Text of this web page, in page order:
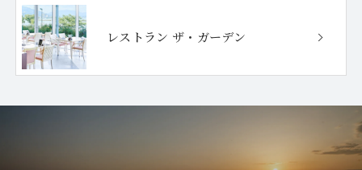
レストラン ザ・ガーデン